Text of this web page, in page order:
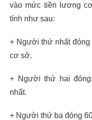
vào mức tiền lương
tính như sau:
+ Người thứ nhất
cơ sở.
+ Người thứ hai
nhất.
+ Người thứ ba đóng